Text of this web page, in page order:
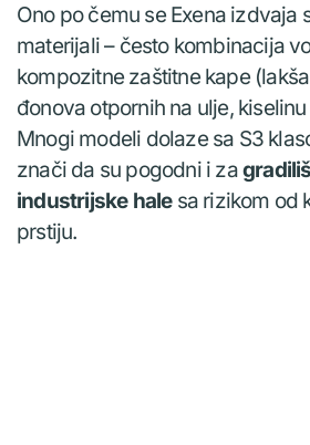
Ono po čemu se Exena izdvaja
materijali – često kombinacija
kompozitne zaštitne kape
đonova otpornih na ulje,
Mnogi modeli dolaze sa S3
znači da su pogodni i za
industrijske halesa rizikom od
prstiju.